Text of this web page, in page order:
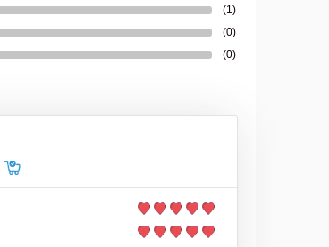
(1)
(0)
(0)